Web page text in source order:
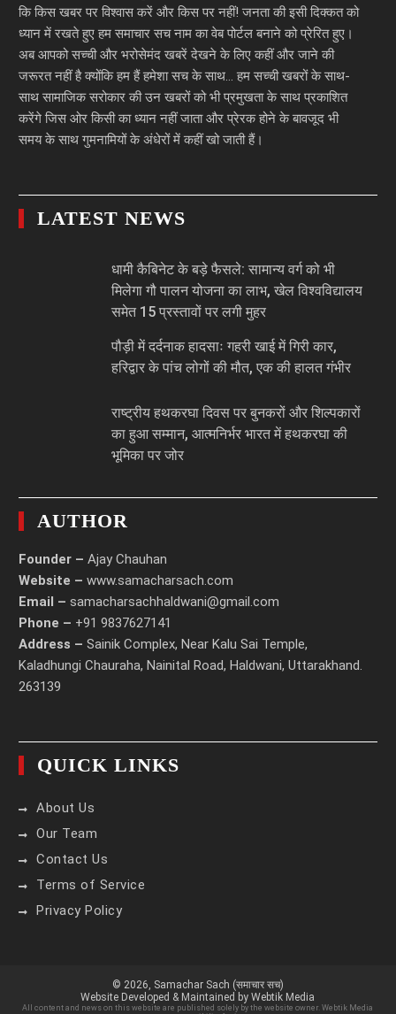
कि किस खबर पर विश्वास करें और किस पर नहीं! जनता की इसी दिक्कत को
ध्यान में रखते हुए हम समाचार सच नाम का वेब पोर्टल बनाने को प्रेरित हुए।
अब आपको सच्ची और भरोसेमंद खबरें देखने के लिए कहीं और जाने की
जरूरत नहीं है क्योंकि हम हैं हमेशा सच के साथ… हम सच्ची खबरों के साथ-
साथ सामाजिक सरोकार की उन खबरों को भी प्रमुखता के साथ प्रकाशित
करेंगे जिस ओर किसी का ध्यान नहीं जाता और प्रेरक होने के बावजूद भी
समय के साथ गुमनामियों के अंधेरों में कहीं खो जाती हैं।
LATEST NEWS
धामी कैबिनेट के बड़े फैसले: सामान्य वर्ग को भी
मिलेगा गौ पालन योजना का लाभ, खेल विश्वविद्यालय
समेत 15 प्रस्तावों पर लगी मुहर
पौड़ी में दर्दनाक हादसाः गहरी खाई में गिरी कार,
हरिद्वार के पांच लोगों की मौत, एक की हालत गंभीर
राष्ट्रीय हथकरघा दिवस पर बुनकरों और शिल्पकारों
का हुआ सम्मान, आत्मनिर्भर भारत में हथकरघा की
भूमिका पर जोर
AUTHOR
Founder – Ajay Chauhan
Website – www.samacharsach.com
Email – samacharsachhaldwani@gmail.com
Phone – +91 9837627141
Address – Sainik Complex, Near Kalu Sai Temple,
Kaladhungi Chauraha, Nainital Road, Haldwani, Uttarakhand.
263139
QUICK LINKS
About Us
Our Team
Contact Us
Terms of Service
Privacy Policy
© 2026, Samachar Sach (समाचार सच)
Website Developed & Maintained by Webtik Media
All content and news on this website are published solely by the website owner. Webtik Media